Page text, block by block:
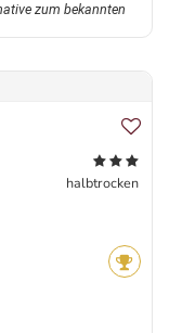
zum bekannten
halbtrocken